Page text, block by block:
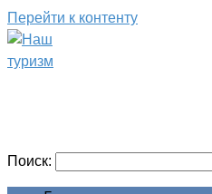
Перейти к контенту
Поиск: